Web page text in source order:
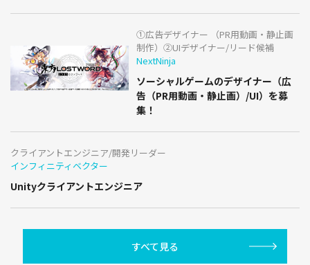
①広告デザイナー （PR用動画・静止画
制作）②UIデザイナー/リード候補
NextNinja
ソーシャルゲームのデザイナー（広
告（PR用動画・静止画）/UI）を募
集！
クライアントエンジニア/開発リーダー
インフィニティベクター
Unityクライアントエンジニア
すべて見る